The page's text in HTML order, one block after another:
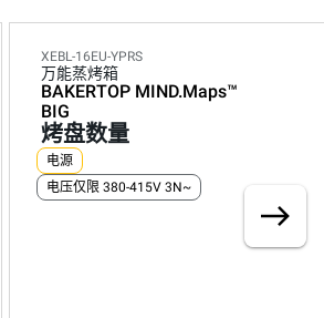
XEBL-16EU-YPRS
万能蒸烤箱
BAKERTOP MIND.Maps™
BIG
烤盘数量
电源
电压仅限 380-415V 3N~